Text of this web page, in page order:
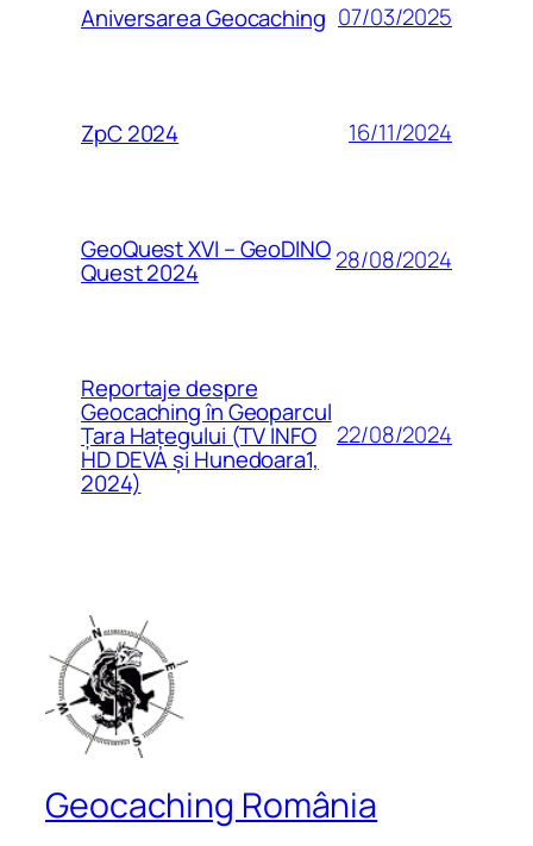
Aniversarea Geocaching 07/03/2025
ZpC 2024 16/11/2024
GeoQuest XVI – GeoDINO
Quest 2024 28/08/2024
Reportaje despre
Geocaching în Geoparcul
Țara Hațegului (TV INFO
HD DEVA și Hunedoara1,
2024)
22/08/2024
Geocaching România